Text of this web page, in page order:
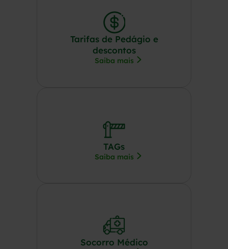
Tarifas de Pedágio e
descontos
Saiba mais
TAGs
Saiba mais
Socorro Médico